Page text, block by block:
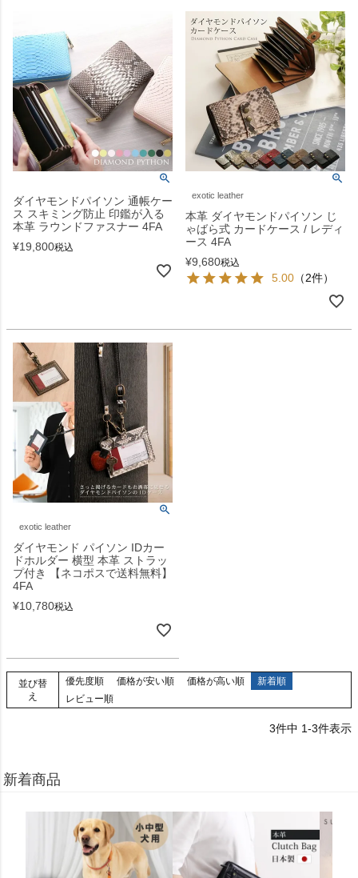
ダイヤモンドパイソン 通帳ケー
ス スキミング防止 印鑑が入る
本革 ラウンドファスナー 4FA
¥19,800税込
exotic leather
本革 ダイヤモンドパイソン じ
ゃばら式 カードケース / レディ
ース 4FA
¥9,680税込
5.00 （2件）
exotic leather
ダイヤモンド パイソン IDカー
ドホルダー 横型 本革 ストラッ
プ付き 【ネコポスで送料無料】
4FA
¥10,780税込
並び替
え
優先度順 価格が安い順 価格が高い順
新着順
レビュー順
3件中 1-3件表示
新着商品